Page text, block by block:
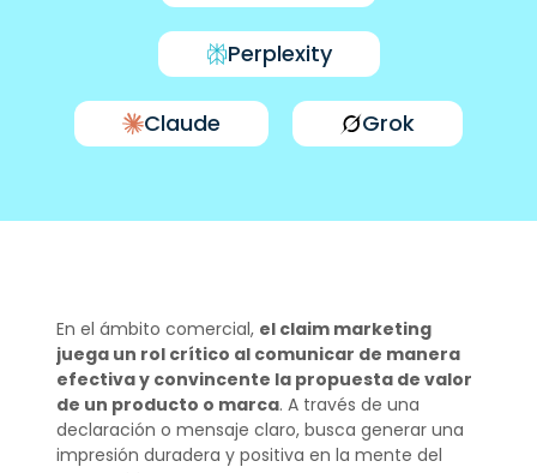
Perplexity
Claude Grok
En el ámbito comercial, el claim marketing
juega un rol crítico al comunicar de manera
efectiva y convincente la propuesta de valor
de un producto o marca. A través de una
declaración o mensaje claro, busca generar una
impresión duradera y positiva en la mente del